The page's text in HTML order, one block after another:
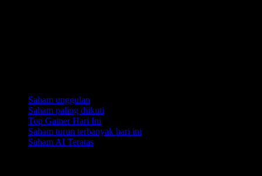
Saham unggulan
Saham paling diikuti
Top Gainer Hari Ini
Saham turun terbanyak hari ini
Saham AI Teratas